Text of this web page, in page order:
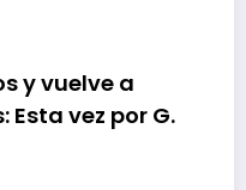
y vuelve a
vez por G.